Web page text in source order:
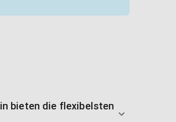
bieten die flexibelsten